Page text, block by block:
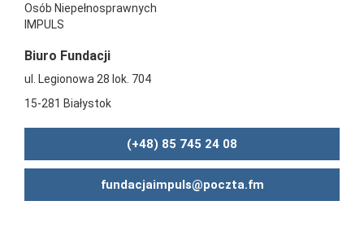
Osób Niepełnosprawnych
IMPULS
Biuro Fundacji
ul. Legionowa 28 lok. 704
15-281 Białystok
(+48) 85 745 24 08
fundacjaimpuls@poczta.fm